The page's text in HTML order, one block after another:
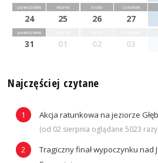
poniedziałek
24
wtorek
25
środa
26
czwartek
27
poniedziałek
31 01 02 03
Najczęściej czytane
Akcja ratunkowa na jeziorze
(od 02 sierpnia oglądane 5023
Tragiczny finał wypoczynku nad